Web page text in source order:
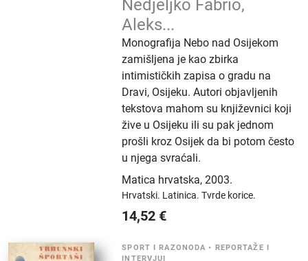
Nedjeljko Fabrio,
Aleks...
Monografija Nebo nad Osijekom
zamišljena je kao zbirka
intimističkih zapisa o gradu na
Dravi, Osijeku. Autori objavljenih
tekstova mahom su književnici koji
žive u Osijeku ili su pak jednom
prošli kroz Osijek da bi potom često
u njega svraćali.
Matica hrvatska,2003.
Hrvatski. Latinica.Tvrde korice.
14,52 €
SPORT I RAZONODA • REPORTAŽE I
INTERVJUI